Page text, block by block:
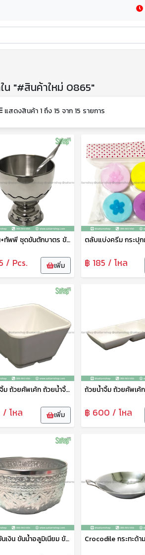
น "#สินค้าใหม่ 0865"
แสดงสินค้า 1 ถึง 15 จาก 15 รายการ
พานขัน+ทัพพี ชุดขันตักบาตร ขันน้ำพร้อมพานรองลายไทย พานรองสแตนเลส 20 ซม. จากัวร์
/ Pcs. เพิ่ม ฿ 185 / โหล
ถ้วยน้ำจิ้ม ถ้วยคัพเค้ก ถ้วยน้ำจิ้มเหลี่ยม ถ้วยน้ำจิ้มเมลามีน 1 ช่อง 3 นิ้ว No.B6059-3 สยามเบส
/ โหล เพิ่ม ฿ 600 / โหล
ขันน้ำ ขันเงิน ขันน้ำอลูมิเนียม ขันน้ำลายไทย ขันน้ำงานพิธี ขันน้ำสงกรานต์ 22 ซม. จระเข้